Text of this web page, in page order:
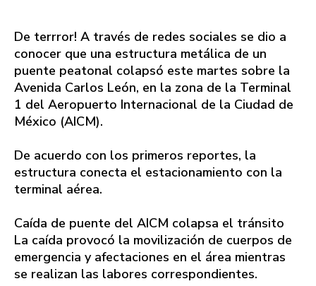
De terrror! A través de redes sociales se dio a
conocer que una estructura metálica de un
puente peatonal colapsó este martes sobre la
Avenida Carlos León, en la zona de la Terminal
1 del Aeropuerto Internacional de la Ciudad de
México (AICM).
De acuerdo con los primeros reportes, la
estructura conecta el estacionamiento con la
terminal aérea.
Caída de puente del AICM colapsa el tránsito
La caída provocó la movilización de cuerpos de
emergencia y afectaciones en el área mientras
se realizan las labores correspondientes.